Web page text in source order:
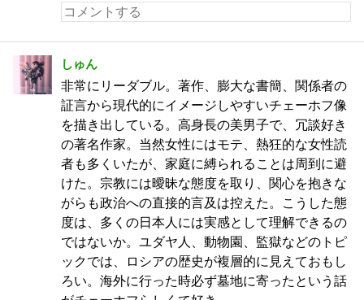
しゅん
非常にリーダブル。著作、膨大な書簡、関係者の
証言から現代的にイメージしやすいチェーホフ像
を描き出している。高身長の美男子で、冗談好き
の著名作家。当然女性にはモテ、熱狂的な女性読
者も多くいたが、家庭に縛られることは周到に避
けた。宗教には曖昧な態度を取り、関心を抱きな
がらも政治への直接的言及は控えた。こうした態
度は、多くの日本人には実感として理解できるの
ではないか。ユダヤ人、動物園、監獄などのトピ
ックでは、ロシアの歴史が複層的に見えておもし
ろい。海外に行った時必ず墓地に寄ったという話